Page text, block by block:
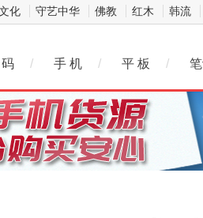
化 守艺中华 佛教 红木 韩流
/ 手 机 / 平 板 /